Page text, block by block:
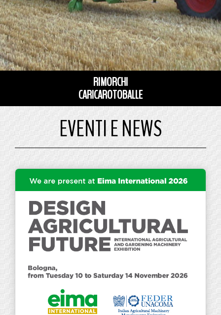
RIMORCHI
CARICAROTOBALLE
EVENTI E NEWS